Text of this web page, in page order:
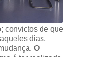
convictos de que
dias,
O